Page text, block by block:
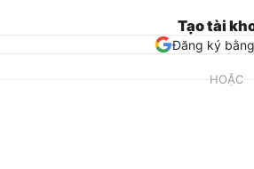
Tạo tài
Đăng ký
HOẶC